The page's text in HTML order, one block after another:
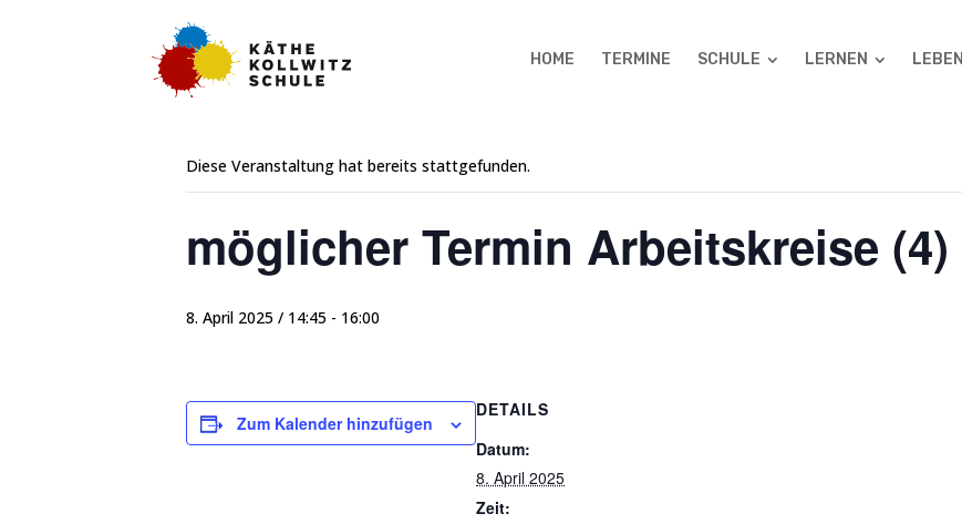
HOME TERMINE SCHULE LERNEN LEBEN
« Alle Veranstaltungen
Diese Veranstaltung hat bereits stattgefunden.
möglicher Termin Arbeitskreise (4)
8. April 2025 / 14:45 - 16:00
Zum Kalender hinzufügen
DETAILS
Datum:
8. April 2025
Zeit: